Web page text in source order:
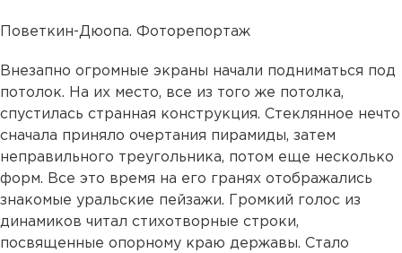
Поветкин-Дюопа. Фоторепортаж
Внезапно огромные экраны начали подниматься под
потолок. На их место, все из того же потолка,
спустилась странная конструкция. Стеклянное нечто
сначала приняло очертания пирамиды, затем
неправильного треугольника, потом еще несколько
форм. Все это время на его гранях отображались
знакомые уральские пейзажи. Громкий голос из
динамиков читал стихотворные строки,
посвященные опорному краю державы. Стало